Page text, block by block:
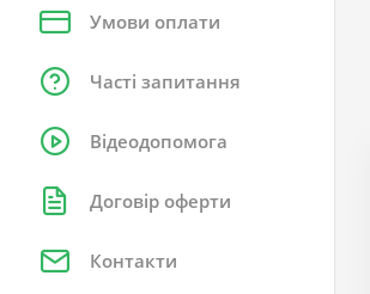
Умови оплати
Часті запитання
Відеодопомога
Договір оферти
Контакти